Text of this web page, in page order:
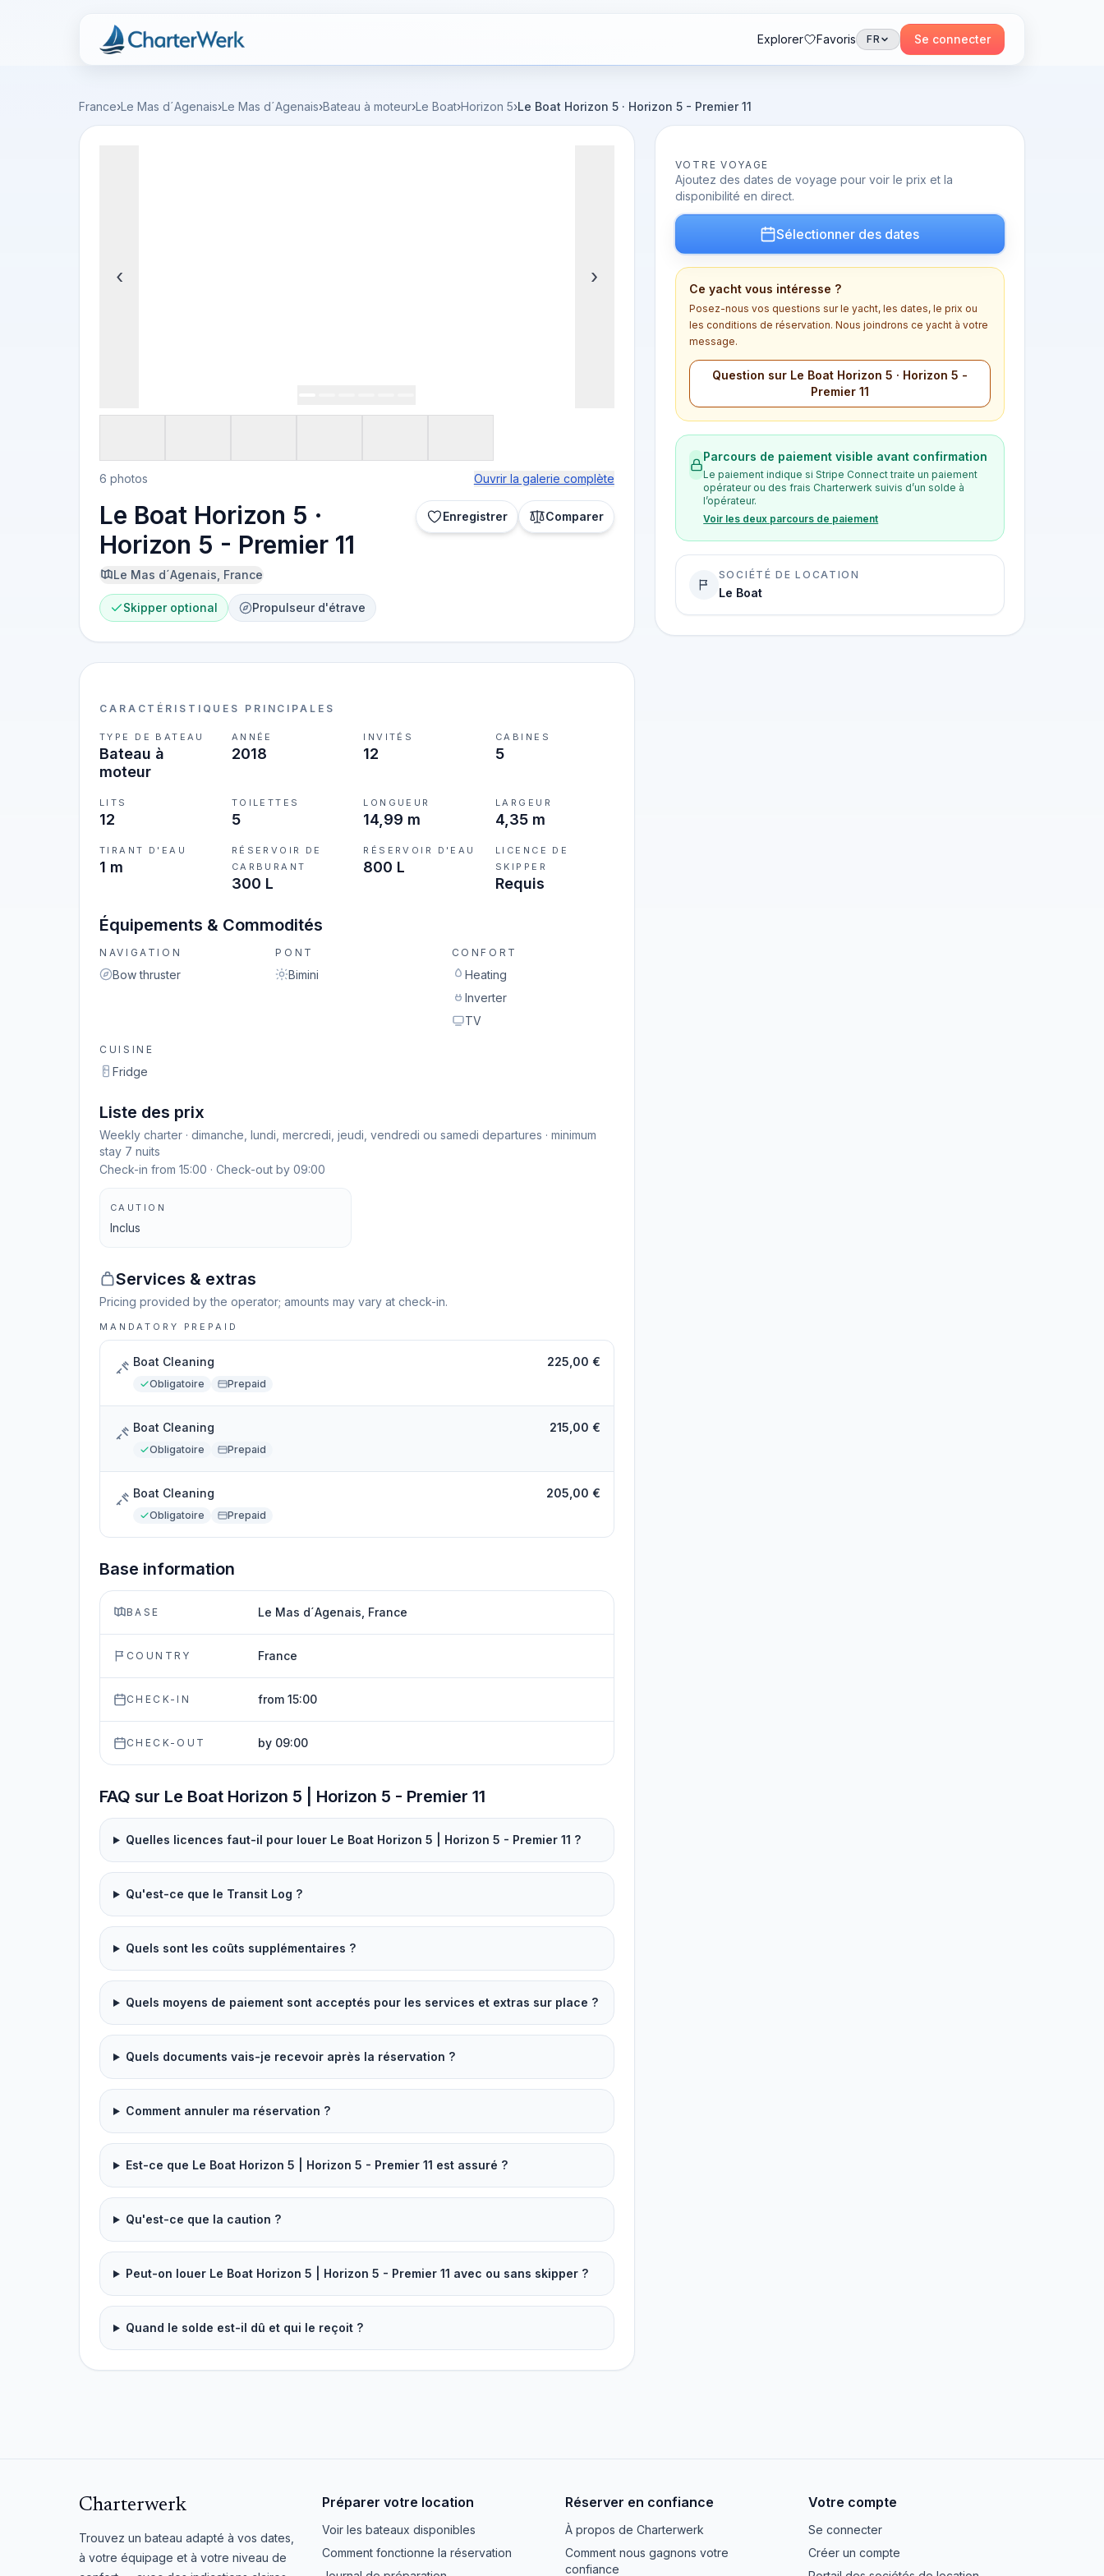
Charterwerk
Explorer Favoris FR Se connecter
France›Le Mas d´Agenais›Le Mas d´Agenais›Bateau à moteur›Le Boat›Horizon 5›Le Boat Horizon 5 · Horizon 5 - Premier 11
‹ ›
6 photos Ouvrir la galerie complète
Le Boat Horizon 5 ·
Horizon 5 - Premier 11
Enregistrer Comparer
Le Mas d´Agenais, France
Skipper optional Propulseur d'étrave
CARACTÉRISTIQUES PRINCIPALES
TYPE DE BATEAU
Bateau à
moteur
ANNÉE
2018
INVITÉS
12
CABINES
5
LITS
12
TOILETTES
5
LONGUEUR
14,99 m
LARGEUR
4,35 m
TIRANT D'EAU
1 m
RÉSERVOIR DE
CARBURANT
300 L
RÉSERVOIR D'EAU
800 L
LICENCE DE
SKIPPER
Requis
Équipements & Commodités
NAVIGATION
Bow thruster
PONT
Bimini
CONFORT
Heating
Inverter
TV
CUISINE
Fridge
Liste des prix
Weekly charter · dimanche, lundi, mercredi, jeudi, vendredi ou samedi departures · minimum
stay 7 nuits
Check-in from 15:00 · Check-out by 09:00
CAUTION
Inclus
Services & extras
Pricing provided by the operator; amounts may vary at check-in.
MANDATORY PREPAID
Boat Cleaning
Obligatoire Prepaid
225,00 €
Boat Cleaning
Obligatoire Prepaid
215,00 €
Boat Cleaning
Obligatoire Prepaid
205,00 €
Base information
BASE Le Mas d´Agenais, France
COUNTRY France
CHECK-IN from 15:00
CHECK-OUT by 09:00
FAQ sur Le Boat Horizon 5 | Horizon 5 - Premier 11
Quelles licences faut-il pour louer Le Boat Horizon 5 | Horizon 5 - Premier 11 ?
Qu'est-ce que le Transit Log ?
Quels sont les coûts supplémentaires ?
Quels moyens de paiement sont acceptés pour les services et extras sur place ?
Quels documents vais-je recevoir après la réservation ?
Comment annuler ma réservation ?
Est-ce que Le Boat Horizon 5 | Horizon 5 - Premier 11 est assuré ?
Qu'est-ce que la caution ?
Peut-on louer Le Boat Horizon 5 | Horizon 5 - Premier 11 avec ou sans skipper ?
Quand le solde est-il dû et qui le reçoit ?
VOTRE VOYAGE
Ajoutez des dates de voyage pour voir le prix et la
disponibilité en direct.
Sélectionner des dates
Ce yacht vous intéresse ?
Posez-nous vos questions sur le yacht, les dates, le prix ou
les conditions de réservation. Nous joindrons ce yacht à votre
message.
Question sur Le Boat Horizon 5 · Horizon 5 -
Premier 11
Parcours de paiement visible avant confirmation
Le paiement indique si Stripe Connect traite un paiement
opérateur ou des frais Charterwerk suivis d’un solde à
l’opérateur.
Voir les deux parcours de paiement
SOCIÉTÉ DE LOCATION
Le Boat
Charterwerk
Trouvez un bateau adapté à vos dates,
à votre équipage et à votre niveau de
Préparer votre location
Voir les bateaux disponibles
Comment fonctionne la réservation
Réserver en confiance
À propos de Charterwerk
Comment nous gagnons votre
confiance
Votre compte
Se connecter
Créer un compte